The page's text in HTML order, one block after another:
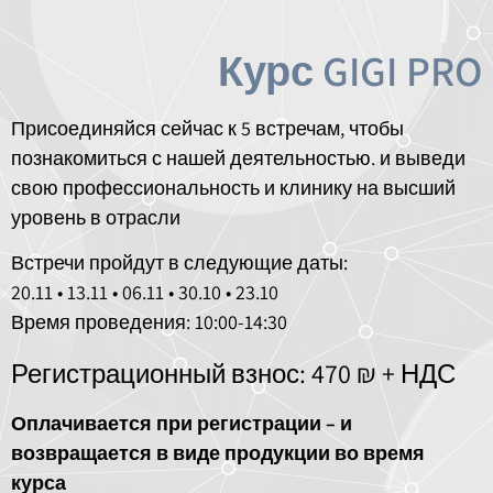
Курс GIGI PRO
Присоединяйся сейчас к 5 встречам, чтобы
познакомиться с нашей деятельностью. и выведи
свою профессиональность и клинику на высший
уровень в отрасли
:Встречи пройдут в следующие даты
23.10 • 30.10 • 06.11 • 13.11 • 20.11
Время проведения: 10:00-14:30
Регистрационный взнос: 470 ₪ + НДС
Оплачивается при регистрации – и
возвращается в виде продукции во время
курса